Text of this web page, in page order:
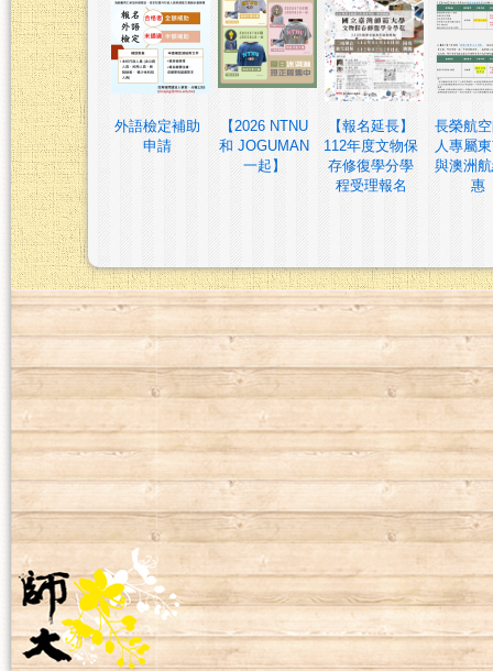
外語檢定補助
申請
【2026 NTNU
和 JOGUMAN
一起】
【報名延長】
112年度文物保
存修復學分學
程受理報名
長榮航
人專屬
與澳洲
惠